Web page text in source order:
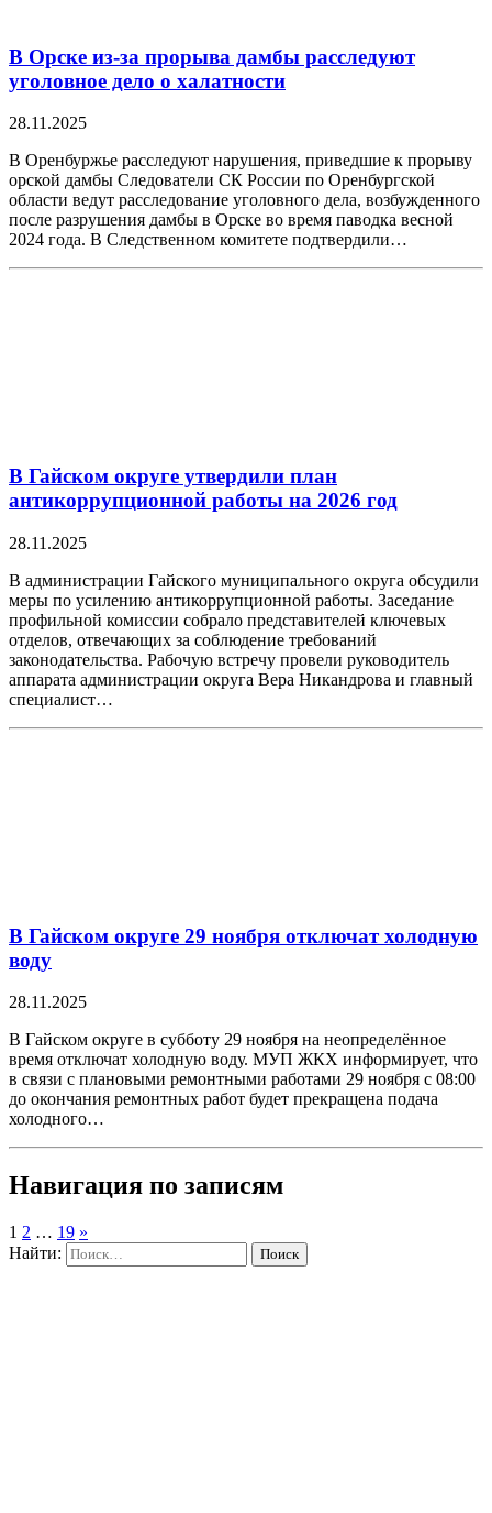
В Орске из-за прорыва дамбы расследуют
уголовное дело о халатности
28.11.2025
В Оренбуржье расследуют нарушения, приведшие к прорыву
орской дамбы Следователи СК России по Оренбургской
области ведут расследование уголовного дела, возбужденного
после разрушения дамбы в Орске во время паводка весной
2024 года. В Следственном комитете подтвердили…
В Гайском округе утвердили план
антикоррупционной работы на 2026 год
28.11.2025
В администрации Гайского муниципального округа обсудили
меры по усилению антикоррупционной работы. Заседание
профильной комиссии собрало представителей ключевых
отделов, отвечающих за соблюдение требований
законодательства. Рабочую встречу провели руководитель
аппарата администрации округа Вера Никандрова и главный
специалист…
В Гайском округе 29 ноября отключат холодную
воду
28.11.2025
В Гайском округе в субботу 29 ноября на неопределённое
время отключат холодную воду. МУП ЖКХ информирует, что
в связи с плановыми ремонтными работами 29 ноября с 08:00
до окончания ремонтных работ будет прекращена подача
холодного…
Навигация по записям
1 2 … 19 »
Найти: